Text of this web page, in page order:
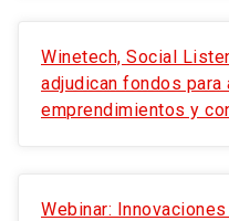
Winetech, Social
adjudican fondos para
emprendimientos y
Webinar: